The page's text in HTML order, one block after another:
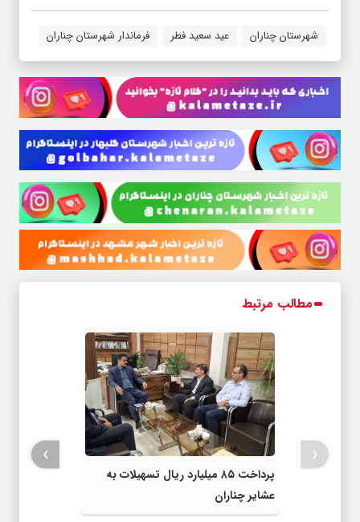
شهرستان چناران عید سعید فطر فرماندار شهرستان چناران
مطالب مرتبط
پرداخت ۸۵ میلیارد ریال تسهیلات به
عشایر چناران
‹
›